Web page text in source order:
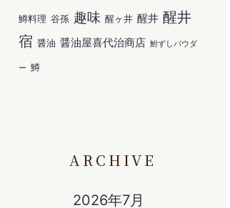
鱒料理 谷孫 趣味 醒ヶ井 醒井 醒井
宿 醤油 醤油屋喜代治商店 鮒ずしパウダ
ー 鱒
ARCHIVE
2026年7月